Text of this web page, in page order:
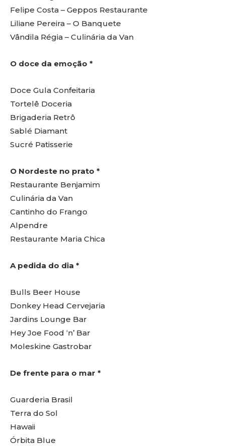
Felipe Costa – Geppos Restaurante
Liliane Pereira – O Banquete
Vândila Régia – Culinária da Van
O doce da emoção *
Doce Gula Confeitaria
Tortelê Doceria
Brigaderia Retrô
Sablé Diamant
Sucré Patisserie
O Nordeste no prato *
Restaurante Benjamim
Culinária da Van
Cantinho do Frango
Alpendre
Restaurante Maria Chica
A pedida do dia *
Bulls Beer House
Donkey Head Cervejaria
Jardins Lounge Bar
Hey Joe Food ‘n’ Bar
Moleskine Gastrobar
De frente para o mar *
Guarderia Brasil
Terra do Sol
Hawaii
Órbita Blue